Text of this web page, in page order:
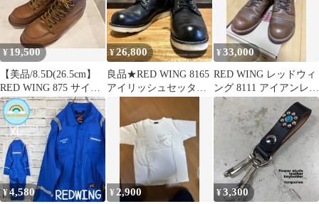
¥19,500
【美品/8.5D(26.5cm】
RED WING 875 サイド
刻印
¥26,800
良品★RED WING 8165
アイリッシュセッター
¥33,000
RED WING レッドウィ
ング 8111 アイアンレン
ジャー ブーツ 26.5
¥4,580 ¥ 2,900 ¥3,300